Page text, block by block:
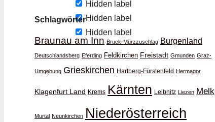
Hidden label
Hidden label
Hidden label
Schlagwörter
Braunau am Inn Bruck-Mürzzuschlag Burgenland
Deutschlandsberg Eferding Feldkirchen Freistadt Gmunden Graz-
Umgebung Grieskirchen Hartberg-Fürstenfeld Hermagor
Klagenfurt Land Krems Kärnten Leibnitz Liezen Melk
Murtal Neunkirchen Niederösterreich